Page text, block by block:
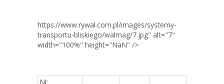
https://www.rywal.com.pl/images/systemy-
transportu-bliskiego/walmag/7.jpg" alt="7"
width="100%" height="NaN" />
Nr